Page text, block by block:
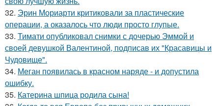
32. Эрин Мориарти критиковали за пластические
операции, а оказалось что люди просто глупые.
33. Тимати опубликовал снимки с дочерью Эммой и
своей девушкой Валентиной, подписав их "Красавицы и
Чудовище".
34. Меган появилась в красном наряде - и допустила
ошибку.
35. Катерина шпица родила сына!